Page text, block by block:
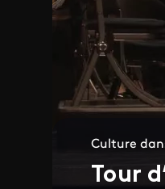
Culture
Tour